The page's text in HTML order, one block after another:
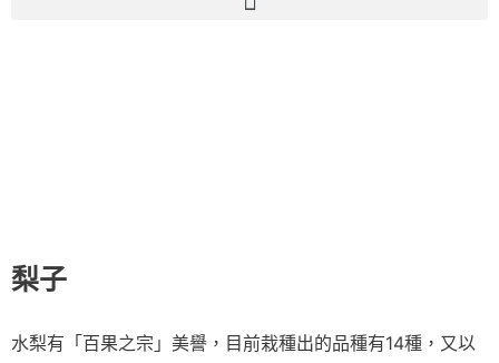
梨子
水梨有「百果之宗」美譽，目前栽種出的品種有14種，又以